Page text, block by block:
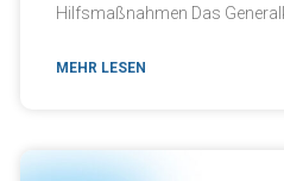
Hilfsmaßnahmen Das
MEHR LESEN